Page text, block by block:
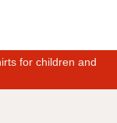
for children and